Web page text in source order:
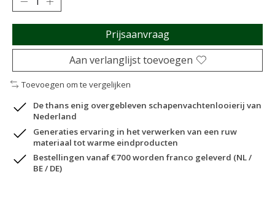
Prijsaanvraag
Aan verlanglijst toevoegen
Toevoegen om te vergelijken
De thans enig overgebleven schapenvachtenlooierij van
Nederland
Generaties ervaring in het verwerken van een ruw
materiaal tot warme eindproducten
Bestellingen vanaf €700 worden franco geleverd (NL /
BE / DE)